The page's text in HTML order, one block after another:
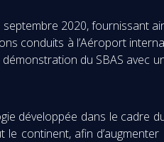
2020, fournissant
conduits à l’Aéroport
du SBAS avec
développée dans le cadre
continent, afin